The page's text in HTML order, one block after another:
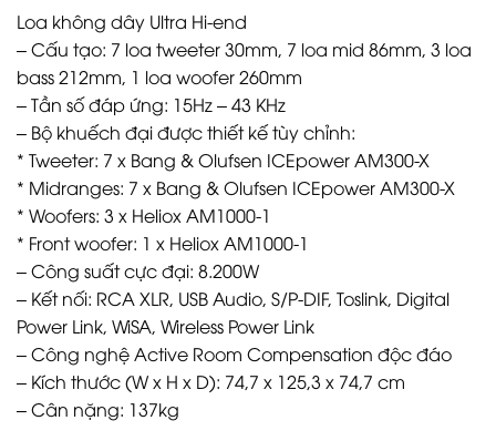
Loa không dây Ultra Hi-end
– Cấu tạo: 7 loa tweeter 30mm, 7 loa mid 86mm, 3 loa
bass 212mm, 1 loa woofer 260mm
– Tần số đáp ứng: 15Hz – 43 KHz
– Bộ khuếch đại được thiết kế tùy chỉnh:
* Tweeter: 7 x Bang & Olufsen ICEpower AM300-X
* Midranges: 7 x Bang & Olufsen ICEpower AM300-X
* Woofers: 3 x Heliox AM1000-1
* Front woofer: 1 x Heliox AM1000-1
– Công suất cực đại: 8.200W
– Kết nối: RCA XLR, USB Audio, S/P-DIF, Toslink, Digital
Power Link, WiSA, Wireless Power Link
– Công nghệ Active Room Compensation độc đáo
– Kích thước (W x H x D): 74,7 x 125,3 x 74,7 cm
– Cân nặng: 137kg